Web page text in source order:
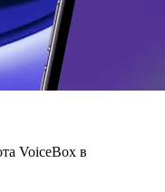
VoiceBox в